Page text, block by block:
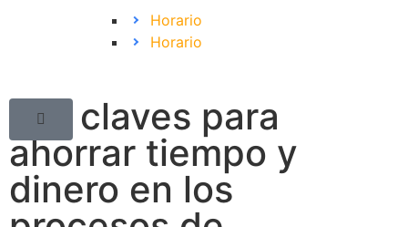
Horario
Horario
Las claves para
ahorrar tiempo y
dinero en los